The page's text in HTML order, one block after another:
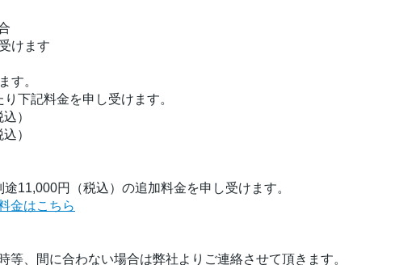
けます
す。
下記料金を申し受けます。
）
）
11,000円（税込）の追加料金を申し受けます。
金はこちら
等、間に合わない場合は弊社よりご連絡させて頂きます。